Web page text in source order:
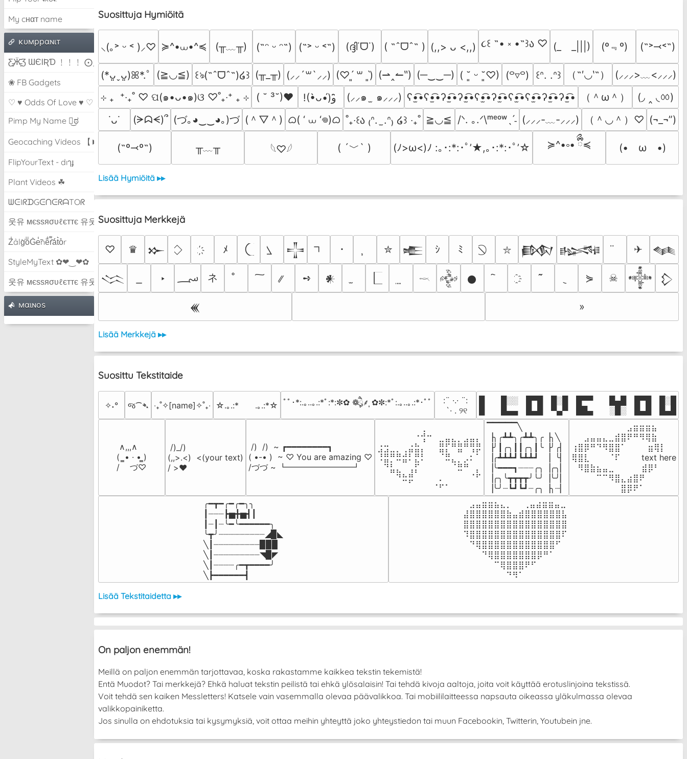
My cнαт name
ĸυмppαɴιт
Ƹ̵̡Ӝ̵̨̄Ʒ ƜЄƖƦƊ ﹗﹗﹗ ⨀_⨀
❀ FB Gadgets
♡ ♥ Odds Of Love ♥ ♡
Pimp My Name ಠ͜ಠ
Geocaching Videos 【►】
FlipYourText - dıๅɟ
Plant Videos ☘
ᗯᕮIᖇᗪGᕮᑎᕮᖇᗩTOᖇ
웃유 мєѕѕяσυℓєттє 유웃
Z̾ảlg̀͐oͧG̀e̒̃nȅ̐r͌̑á͑t͛o̊r
StyleMyText ✿❤‿❤✿
웃유 мєѕѕяσυℓєттє 유웃
мαιɴoѕ
Suosittuja Hymiöitä
⸜(｡˃ ᵕ ˂ )⸝♡ ≽^•⩊•^≼ (╥﹏╥) (˶ᵔ ᵕ ᵔ˶) (˶˃ ᵕ ˂˶) (ദ്ദി˙ᗜ˙) ( ˶ˆᗜˆ˵ ) (,,> ᴗ <,,) ૮꒰ ˶• ༝ •˶꒱ა ♡ (_　_|||) (º﹃º) (˶˃⤙˂˶)
(*ᴗ͈ˬᴗ͈)ꕤ*.ﾟ (≧◡≦) ꒰ঌ(˶ˆᗜˆ˵)໒꒱ (╥_╥) (⸝⸝´꒳`⸝⸝) (♡ˊ͈ ꒳ ˋ͈) (⇀‸↼‶) (─‿‿─) ( ˘͈ ᵕ ˘͈♡) (꒪▿꒪) ꒰ᐢ. .ᐢ꒱ （˶′◡‵˶）
(⸝⸝⸝>﹏<⸝⸝⸝)
⊹ ₊  ⁺‧₊˚ ♡ ପ(๑•ᴗ•๑)ଓ ♡˚₊‧⁺ ₊ ⊹
( ˘ ³˘)♥ (⸝⸝๑  ̫ ๑⸝⸝⸝) ʕ•̫͡•ʕ•̫͡•ʔ•̫͡•ʔ•̫͡•ʕ•̫͡•ʔ•̫͡•ʕ•̫͡•ʕ•̫͡•ʔ•̫͡•ʔ•̫͡• （＾ω＾）
(◞ ‸ ◟ㆀ)
˙ᴗ˙
(ᗒᗣᗕ)՞ (づ｡◕‿‿◕｡)づ (＾▽＾) ᜊ( ‘ ⩊ ‘𖦹)ᜊ ˚₊‧꒰ა ₍ᐢ.  ̫.ᐢ₎ ໒꒱ ‧₊˚ ≧◡≦ /ᐠ. ｡.ᐟ\ᵐᵉᵒʷˎˊ˗ (⸝⸝⸝-﹏-⸝⸝⸝) （＾◡＾）♡ (¬_¬”)
(˶º⤙º˶) ╥﹏╥ 𓆩♡𓆪 ( ´﹀` ) (ﾉ>ω<)ﾉ :｡･:*:･ﾟ’★,｡･:*:･ﾟ’☆ ≽^•༚• ྀིྀ≼ (•　ω　•)
Lisää Hymiöitä ▸▸
Suosittuja Merkkejä
♡ ♛ 𒁍 ﾒ 𒋲 ･ ✮ 𒍫 ｼ ﾐ ⛥ 𒁃 𒈙 ✈ 𒈝
𒈱 ‣ ؄ ネ ➺ 𒀭 𓎖 𒅒 𒊹 ⋟ ☠ 𒀱 𒁷
𒌍 »
Lisää Merkkejä ▸▸
Suosittu Tekstitaide
✧˖° જ⁀➴ ‎‧₊˚✧[name]✧˚₊‧ ☆.｡.:*　　.｡.:*☆ ﾟﾟ･*:.｡..｡.:*ﾟ:*:✼✿ ❁ཻུ۪۪⸙͎ ✿✼:*ﾟ:.｡..｡.:*･ﾟﾟ
⠀:¨ ·.· ¨:⠀
⠀ `· . ୨୧⠀
█  █░░ █▀█ █░█ █▀▀  █▄█ █▀█ █░█
█  █▄▄ █▄█ ▀▄▀ ██▄  ░█░ █▄█ █▄█
∧,,,∧
(  ̳• · • ̳)
/    づ♡
/)_/)
(,,>.<)  <(your text)
/ >❤️
/)  /)  ~ ┏━━━━━━━━┓
( •-• )  ~ ♡ You are amazing ♡
/づづ ~ ┗━━━━━━━━┛
⠀⠀⠀⠀⠀⠀⢀⣰⣀⠀⠀⠀⠀⠀⠀⠀⠀
⢀⣀⠀⠀⠀⢀⣄⠘⠀⠀⣶⡿⣷⣦⣾⣿⣧
⢺⣾⣶⣦⣰⡟⣿⡇⠀⠀⠻⣧⠀⠛⠀⡘⠏
⠈⢿⡆⠉⠛⠁⡷⠁⠀⠀⠀⠉⠳⣦⣮⠁⠀
⠀⠀⠛⢷⣄⣼⠃⠀⠀⠀⠀⠀⠀⠉⠀⠠⡧
⠀⠀⠀⠀⠉⠋⠀⠀⠀⠠⡥⠄⠀⠀⠀⠀⠀
▔▔▔▔▔╲
▕╮╭┻┻╮╭┻┻╮╭▕╮╲
▕╯┃╭╮┃┃╭╮┃╰▕╯╭▏
▕╭┻┻┻┛┗┻┻┛  ▕  ╰▏
▕╰━━━┓┈┈┈╭╮▕╭╮▏
▕╭╮╰┳┳┳┳╯╰╯▕╰╯▏
▕╰╯┈┗┛┗┛┈╭╮▕╮┈▏
⠀⠀⠀⠀⠀⠀⠀⠀⠀⣠⣶⣶⣶⣦⠀⠀
⠀⠀⣠⣤⣤⣄⣀⣾⣿⠟⠛⠻⢿⣷⠀
⢰⣿⡿⠛⠙⠻⣿⣿⠁⠀⠀ ⠀⣶⢿⡇
⢿⣿⣇⠀⠀⠀⠈⠏⠀⠀⠀ text here
⠀⠻⣿⣷⣦⣤⣀⠀⠀⠀ ⠀⣾⡿⠃⠀
⠀⠀⠀⠀⠉⠉⠻⣿⣄⣴⣿⠟⠀⠀⠀
⠀⠀⠀⠀⠀⠀⠀⠀⣿⡿⠟⠁⠀⠀⠀
╭━┳━╭━╭━╮╮
┃┈┈┈┣▅╋▅┫┃
┃┈┃┈╰━╰━━━━━━╮
╰┳╯┈┈┈┈┈┈┈┈┈◢▉◣
╲┃┈┈┈┈┈┈┈┈┈▉▉▉
╲┃┈┈┈┈┈┈┈┈┈◥▉◤
╲┃┈┈┈┈╭━┳━━━━╯
╲┣━━━━━━┫﻿
⠀⣠⣤⣶⣶⣦⣄⡀  ⠀⢀⣤⣴⣶⣶⣤⣀⠀
⣼⣿⣿⣿⣿⣿⣿⣷⣤⣾⣿⣿⣿⣿⣿⣿⣧
⣿⣿⣿⣿⣿⣿⣿⣿⣿⣿⣿⣿⣿⣿⣿⣿⣿
⠹⣿⣿⣿⣿⣿⣿⣿⣿⣿⣿⣿⣿⣿⣿⣿⠏
⠀⠙⢿⣿⣿⣿⣿⣿⣿⣿⣿⣿⣿⣿⣿⠋⠀
⠀⠀⠀⠙⢿⣿⣿⣿⣿⣿⣿⣿⡿⠛⠁⠀⠀
⠀⠀⠀⠀⠀⠉⢿⣿⣿⣿⠟⠋⠀⠀⠀⠀⠀
⠀⠀⠀⠀⠀⠀⠀⠙⠻⠁⠀⠀⠀⠀⠀⠀⠀⠀⠀⠀⠀⠀⠀
Lisää Tekstitaidetta ▸▸
On paljon enemmän!
Meillä on paljon enemmän tarjottavaa, koska rakastamme kaikkea tekstin tekemistä!
Entä Muodot? Tai merkkejä? Ehkä haluat tekstin peilistä tai ehkä ylösalaisin! Tai tehdä kivoja aaltoja, joita voit käyttää erotuslinjoina tekstissä.
Voit tehdä sen kaiken Messletters! Katsele vain vasemmalla olevaa päävalikkoa. Tai mobiililaitteessa napsauta oikeassa yläkulmassa olevaa
valikkopainiketta.
Jos sinulla on ehdotuksia tai kysymyksiä, voit ottaa meihin yhteyttä joko yhteystiedon tai muun Facebookin, Twitterin, Youtubein jne.